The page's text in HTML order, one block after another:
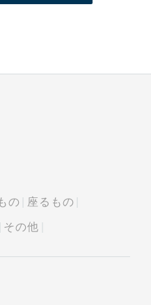
の 座るもの
その他